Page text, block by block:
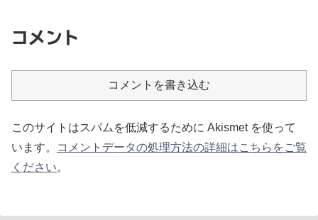
コメント
コメントを書き込む
このサイトはスパムを低減するために Akismet を使って
います。
コメントデータの処理方法の詳細はこちらをご覧
ください。